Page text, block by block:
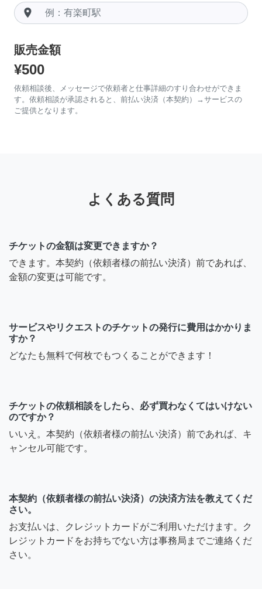
room
販売金額
¥500
依頼相談後、メッセージで依頼者と仕事詳細のすり合わせができま
す。依頼相談が承認されると、前払い決済（本契約）→サービスの
ご提供となります。
よくある質問
チケットの金額は変更できますか？
できます。本契約（依頼者様の前払い決済）前であれば、
金額の変更は可能です。
サービスやリクエストのチケットの発行に費用はかかりま
すか？
どなたも無料で何枚でもつくることができます！
チケットの依頼相談をしたら、必ず買わなくてはいけない
のですか？
いいえ。本契約（依頼者様の前払い決済）前であれば、キ
ャンセル可能です。
本契約（依頼者様の前払い決済）の決済方法を教えてくだ
さい。
お支払いは、クレジットカードがご利用いただけます。ク
レジットカードをお持ちでない方は事務局までご連絡くだ
さい。